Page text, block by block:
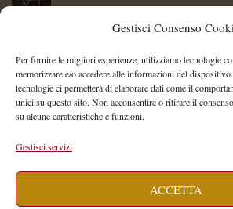
Gestisci Consenso
Per fornire le migliori esperienze, utilizziamo tecnologie
memorizzare e/o accedere alle informazioni del
tecnologie ci permetterà di elaborare dati come il
unici su questo sito. Non acconsentire o ritirare il
su alcune caratteristiche e funzioni.
Gestisci servizi
ACCETTA
Di Spade e di Eroi – Storie di Lame